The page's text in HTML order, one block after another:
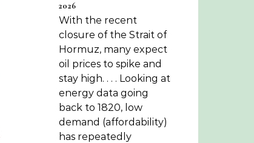
2026
With the recent
closure of the Strait of
Hormuz, many expect
oil prices to spike and
stay high. . . . Looking at
energy data going
back to 1820, low
demand (affordability)
has repeatedly